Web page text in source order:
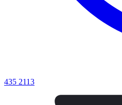
435 2113